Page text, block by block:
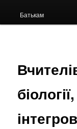
Батькам